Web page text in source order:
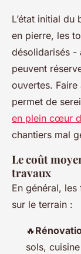
L’état initial
en pierre, les
désolidarisés -
peuvent
ouvertes.
permet de
en plein cœur
chantiers mal
Le coût
travaux
En général,
sur le terrain :
🔥
sols,